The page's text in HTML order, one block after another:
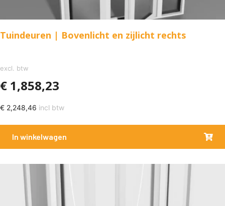
Tuindeuren | Bovenlicht en zijlicht rechts
excl. btw
€ 1,858,23
€ 2,248,46 incl btw
In winkelwagen